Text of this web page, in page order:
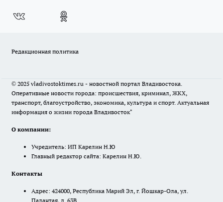
Редакционная политика
© 2025 vladivostoktimes.ru - новостной портал Владивостока.
Оперативные новости города: происшествия, криминал, ЖКХ,
транспорт, благоустройство, экономика, культура и спорт. Актуальная
информация о жизни города Владивосток"
О компании:
Учредитель: ИП Карелин Н.Ю
Главный редактор сайта: Карелин Н.Ю.
Контакты
Адрес: 424000, Республика Марий Эл, г. Йошкар-Ола, ул.
Палантая, д. 63В